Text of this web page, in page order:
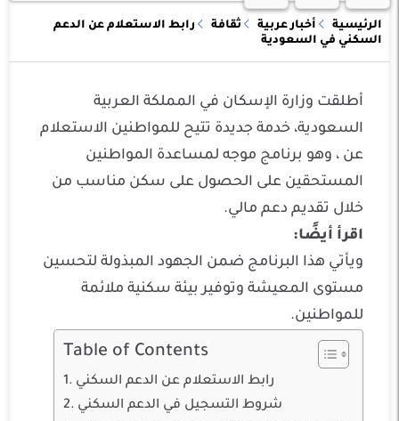
الرئيسية أخبار عربية ثقافة
رابط الاستعلام عن الدعم
السكني في السعودية
أطلقت وزارة الإسكان في المملكة العربية
السعودية، خدمة جديدة تتيح للمواطنين الاستعلام
عن ، وهو برنامج موجه لمساعدة المواطنين
المستحقين على الحصول على سكن مناسب من
خلال تقديم دعم مالي.
اقرأ أيضًا:
ويأتي هذا البرنامج ضمن الجهود المبذولة لتحسين
مستوى المعيشة وتوفير بيئة سكنية ملائمة
للمواطنين.
Table of Contents
رابط الاستعلام عن الدعم السكني
شروط التسجيل في الدعم السكني